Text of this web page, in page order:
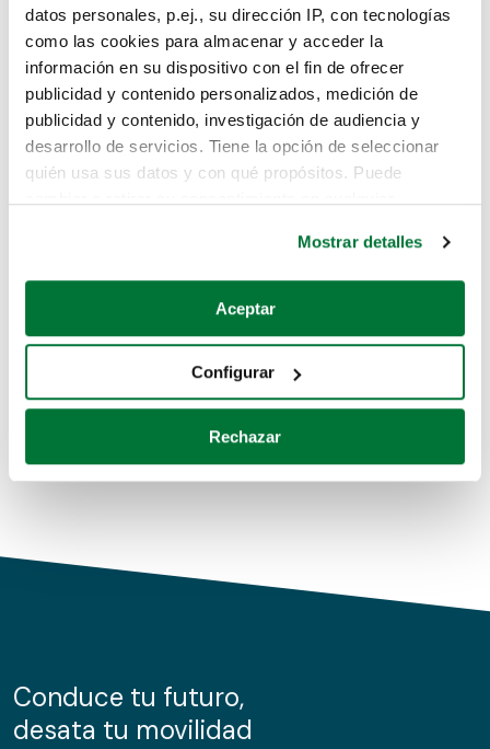
datos personales, p.ej., su dirección IP, con tecnologías
como las cookies para almacenar y acceder la
información en su dispositivo con el fin de ofrecer
publicidad y contenido personalizados, medición de
publicidad y contenido, investigación de audiencia y
desarrollo de servicios. Tiene la opción de seleccionar
quién usa sus datos y con qué propósitos. Puede
Si lo permite, también quisiéramos:
Recopilar información sobre su ubicación geográfica
Identificar su dispositivo analizándolo activamente
para buscar características específicas (huellas
Obtenga más información sobre cómo se procesan sus
de cookies.
información sobre el uso que haga del sitio web con
nuestros partners de redes sociales, publicidad y análisis
Mostrar detalles
Aceptar
Configurar
Rechazar
Lo sentimos, no sabemos como
te hemos traido hasta aquí.
Pero puedes encontrar el coche que estás
buscando en alguno de estos enlaces:
Coches de segunda mano
Coches de km0
Conduce tu futuro,
desata tu movilidad